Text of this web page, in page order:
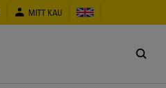
MITT KAU